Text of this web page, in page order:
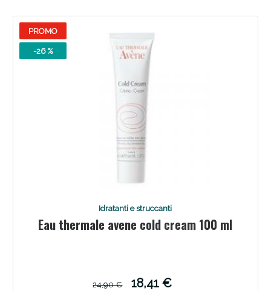
PROMO
-26 %
Idratanti e struccanti
Eau thermale avene cold cream 100 ml
24,90 €
18,41 €
Scopri le offerte di Oggi